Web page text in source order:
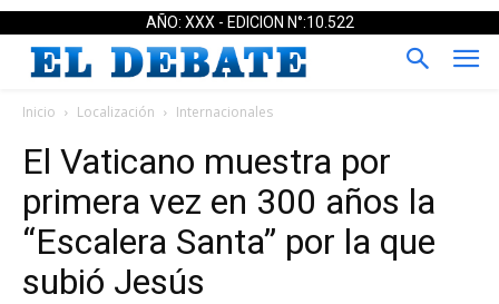
AÑO: XXX - EDICION N°:10.522
Inicio Localización Internacionales
El Vaticano muestra por
primera vez en 300 años la
“Escalera Santa” por la que
subió Jesús